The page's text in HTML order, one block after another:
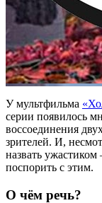
У мультфильма
серии появилось
воссоединения
зрителей. И,
назвать
поспорить с этим.
О чём речь?